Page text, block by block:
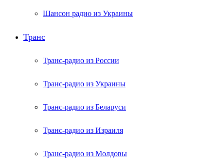
Шансон радио из Украины
Транс
Транс-радио из России
Транс-радио из Украины
Транс-радио из Беларуси
Транс-радио из Израиля
Транс-радио из Молдовы